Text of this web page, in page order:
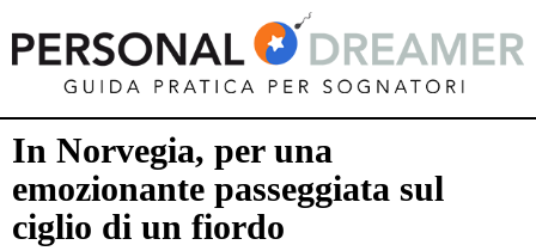
In Norvegia, per una
emozionante passeggiata sul
ciglio di un fiordo